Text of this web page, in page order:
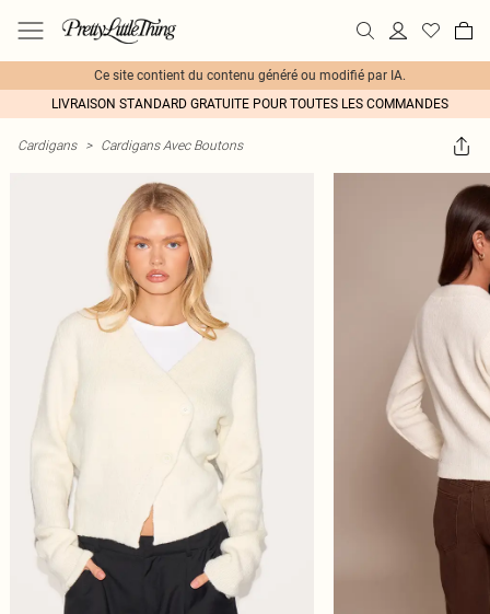
Ce site contient du contenu généré ou modifié par IA.
LIVRAISON STANDARD GRATUITE POUR TOUTES LES COMMANDES
Cardigans > Cardigans Avec Boutons